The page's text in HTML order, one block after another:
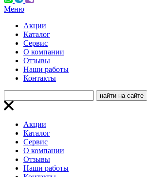
Меню
Акции
Каталог
Сервис
О компании
Отзывы
Наши работы
Контакты
Акции
Каталог
Сервис
О компании
Отзывы
Наши работы